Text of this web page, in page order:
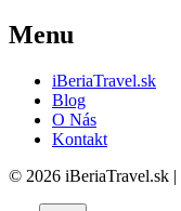
Menu
iBeriaTravel.sk
Blog
O Nás
Kontakt
© 2026 iBeriaTravel.sk |